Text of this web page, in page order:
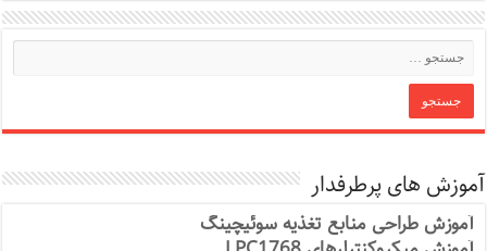
آموزش های پرطرفدار
آموزش طراحی منابع تغذیه سوئیچینگ